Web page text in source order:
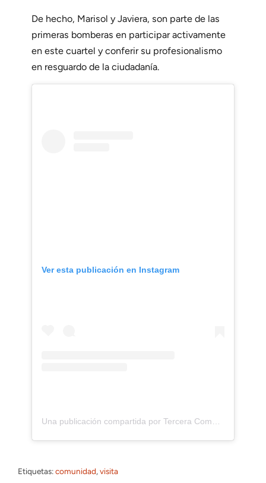
De hecho, Marisol y Javiera, son parte de las
primeras bomberas en participar activamente
en este cuartel y conferir su profesionalismo
en resguardo de la ciudadanía.
Ver esta publicación en Instagram
Etiquetas:comunidad, visita